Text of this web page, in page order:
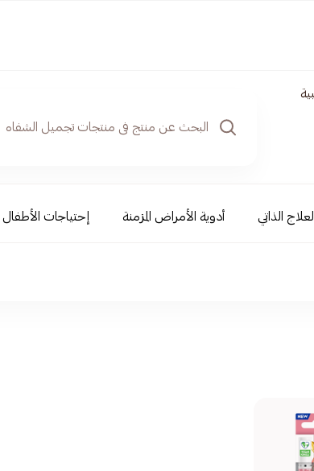
الذاتي أدوية الأمراض المزمنة إحتياجات الأطفال